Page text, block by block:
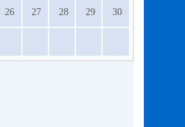
26 27 28 29 30